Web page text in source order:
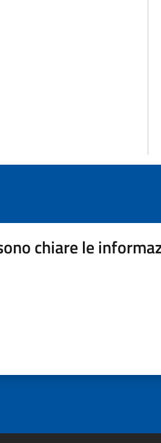
chiare le